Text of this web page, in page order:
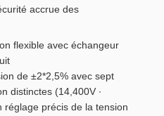
accrue des
flexible avec échangeur
de ±2*2,5% avec sept
distinctes (14,400V ∙
réglage précis de la tension